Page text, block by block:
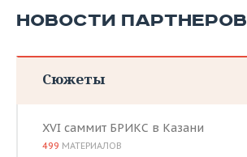
НОВОСТИ ПАРТНЕРОВ
Сюжеты
XVI саммит БРИКС в Казани
499 МАТЕРИАЛОВ